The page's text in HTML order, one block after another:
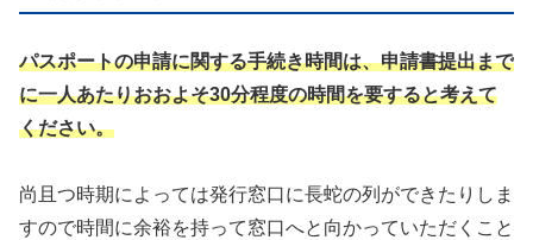
パスポートの申請に関する手続き時間は、申請書提出まで
に一人あたりおおよそ30分程度の時間を要すると考えて
ください。
尚且つ時期によっては発行窓口に長蛇の列ができたりしま
すので時間に余裕を持って窓口へと向かっていただくこと